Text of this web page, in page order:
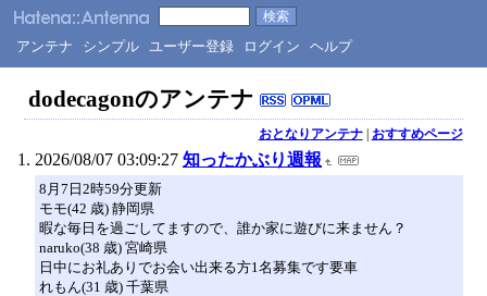
アンテナ シンプル ユーザー登録 ログイン ヘルプ
dodecagonのアンテナ
おとなりアンテナ| おすすめページ
2026/08/07 03:09:27 知ったかぶり週報
8月7日2時59分更新
モモ(42 歳) 静岡県
暇な毎日を過ごしてますので、誰か家に遊びに来ません？
naruko(38 歳) 宮崎県
日中にお礼ありでお会い出来る方1名募集です要車
れもん(31 歳) 千葉県